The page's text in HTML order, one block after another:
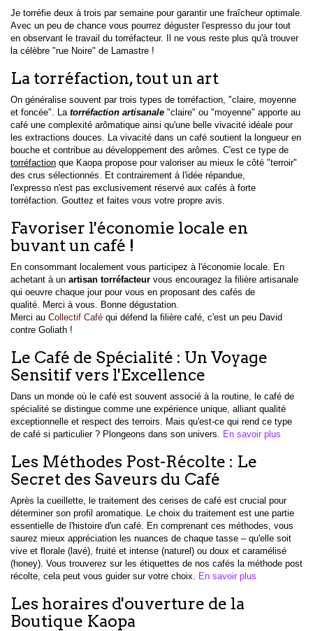
Je torréfie deux à trois par semaine pour garantir une fraîcheur optimale.
Avec un peu de chance vous pourrez déguster l'espresso du jour tout
en observant le travail du torréfacteur. Il ne vous reste plus qu'à trouver
la célèbre "rue Noire" de Lamastre !
La torréfaction, tout un art
On généralise souvent par trois types de torréfaction, "claire, moyenne
et foncée". La torréfaction artisanale "claire" ou "moyenne" apporte au
café une complexité arômatique ainsi qu'une belle vivacité idéale pour
les extractions douces. La vivacité dans un café soutient la longueur en
bouche et contribue au développement des arômes. C'est ce type de
torréfaction que Kaopa propose pour valoriser au mieux le côté "terroir"
des crus sélectionnés. Et contrairement à l'idée répandue,
l'expresso n'est pas exclusivement réservé aux cafés à forte
torréfaction. Gouttez et faites vous votre propre avis.
Favoriser l'économie locale en
buvant un café !
En consommant localement vous participez à l'économie locale. En
achetant à un artisan torréfacteur vous encouragez la filière artisanale
qui oeuvre chaque jour pour vous en proposant des cafés de
qualité. Merci à vous. Bonne dégustation.
Merci au Collectif Café qui défend la filière café, c'est un peu David
contre Goliath !
Le Café de Spécialité : Un Voyage
Sensitif vers l'Excellence
Dans un monde où le café est souvent associé à la routine, le café de
spécialité se distingue comme une expérience unique, alliant qualité
exceptionnelle et respect des terroirs. Mais qu'est-ce qui rend ce type
de café si particulier ? Plongeons dans son univers. En savoir plus
Les Méthodes Post-Récolte : Le
Secret des Saveurs du Café
Après la cueillette, le traitement des cerises de café est crucial pour
déterminer son profil aromatique. Le choix du traitement est une partie
essentielle de l'histoire d'un café. En comprenant ces méthodes, vous
saurez mieux appréciation les nuances de chaque tasse – qu'elle soit
vive et florale (lavé), fruité et intense (naturel) ou doux et caramélisé
(honey). Vous trouverez sur les étiquettes de nos cafés la méthode post
récolte, cela peut vous guider sur votre choix. En savoir plus
Les horaires d'ouverture de la
Boutique Kaopa